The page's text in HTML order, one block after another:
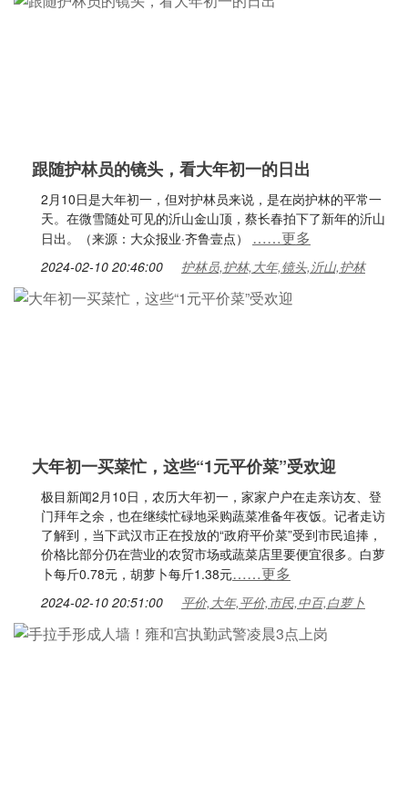
跟随护林员的镜头，看大年初一的日出
2月10日是大年初一，但对护林员来说，是在岗护林的平常一
天。在微雪随处可见的沂山金山顶，蔡长春拍下了新年的沂山
日出。（来源：大众报业·齐鲁壹点） ……更多
2024-02-10 20:46:00 护林员,护林,大年,镜头,沂山,护林
大年初一买菜忙，这些“1元平价菜”受欢迎
极目新闻2月10日，农历大年初一，家家户户在走亲访友、登
门拜年之余，也在继续忙碌地采购蔬菜准备年夜饭。记者走访
了解到，当下武汉市正在投放的“政府平价菜”受到市民追捧，
价格比部分仍在营业的农贸市场或蔬菜店里要便宜很多。白萝
卜每斤0.78元，胡萝卜每斤1.38元……更多
2024-02-10 20:51:00 平价,大年,平价,市民,中百,白萝卜